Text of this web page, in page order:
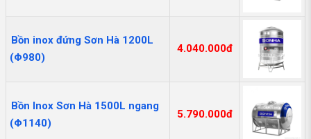
Bồn inox đứng Sơn Hà 1200L
(Φ980)
4.040.000đ
Bồn Inox Sơn Hà 1500L ngang
(Φ1140)
5.790.000đ